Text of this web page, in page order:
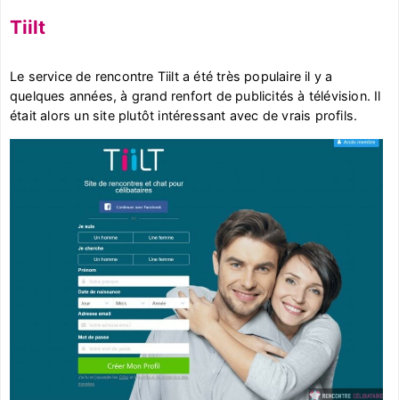
Tiilt
Le service de rencontre Tiilt a été très populaire il y a
quelques années, à grand renfort de publicités à télévision. Il
était alors un site plutôt intéressant avec de vrais profils.